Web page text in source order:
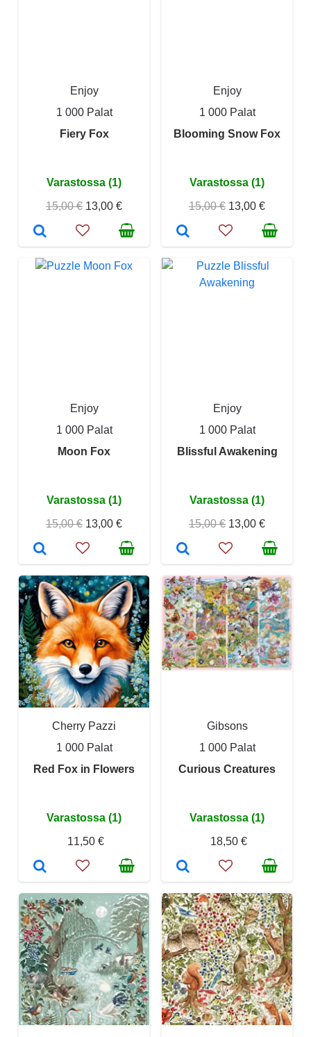
Enjoy
1 000 Palat
Fiery Fox
Varastossa (1)
15,00 € 13,00 €
Enjoy
1 000 Palat
Blooming Snow Fox
Varastossa (1)
15,00 € 13,00 €
Enjoy
1 000 Palat
Moon Fox
Varastossa (1)
15,00 € 13,00 €
Enjoy
1 000 Palat
Blissful Awakening
Varastossa (1)
15,00 € 13,00 €
Cherry Pazzi
1 000 Palat
Red Fox in Flowers
Varastossa (1)
11,50 €
Gibsons
1 000 Palat
Curious Creatures
Varastossa (1)
18,50 €